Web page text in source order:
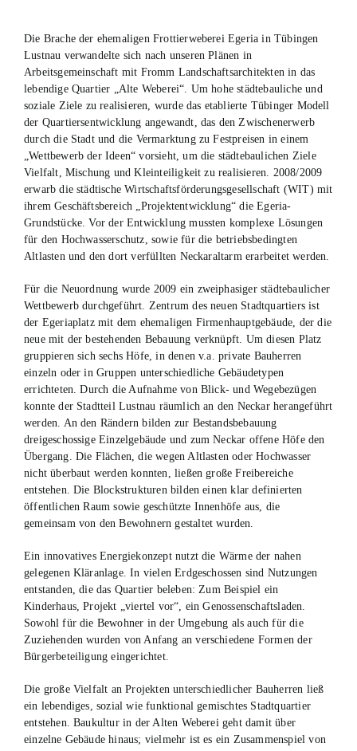
Die Brache der ehemaligen Frottierweberei Egeria in Tübingen
Lustnau verwandelte sich nach unseren Plänen in
Arbeitsgemeinschaft mit Fromm Landschaftsarchitekten in das
lebendige Quartier „Alte Weberei“. Um hohe städtebauliche und
soziale Ziele zu realisieren, wurde das etablierte Tübinger Modell
der Quartiersentwicklung angewandt, das den Zwischenerwerb
durch die Stadt und die Vermarktung zu Festpreisen in einem
„Wettbewerb der Ideen“ vorsieht, um die städtebaulichen Ziele
Vielfalt, Mischung und Kleinteiligkeit zu realisieren. 2008/2009
erwarb die städtische Wirtschaftsförderungsgesellschaft (WIT) mit
ihrem Geschäftsbereich „Projektentwicklung“ die Egeria-
Grundstücke. Vor der Entwicklung mussten komplexe Lösungen
für den Hochwasserschutz, sowie für die betriebsbedingten
Altlasten und den dort verfüllten Neckaraltarm erarbeitet werden.
Für die Neuordnung wurde 2009 ein zweiphasiger städtebaulicher
Wettbewerb durchgeführt. Zentrum des neuen Stadtquartiers ist
der Egeriaplatz mit dem ehemaligen Firmenhauptgebäude, der die
neue mit der bestehenden Bebauung verknüpft. Um diesen Platz
gruppieren sich sechs Höfe, in denen v.a. private Bauherren
einzeln oder in Gruppen unterschiedliche Gebäudetypen
errichteten. Durch die Aufnahme von Blick- und Wegebezügen
konnte der Stadtteil Lustnau räumlich an den Neckar herangeführt
werden. An den Rändern bilden zur Bestandsbebauung
dreigeschossige Einzelgebäude und zum Neckar offene Höfe den
Übergang. Die Flächen, die wegen Altlasten oder Hochwasser
nicht überbaut werden konnten, ließen große Freibereiche
entstehen. Die Blockstrukturen bilden einen klar definierten
öffentlichen Raum sowie geschützte Innenhöfe aus, die
gemeinsam von den Bewohnern gestaltet wurden.
Ein innovatives Energiekonzept nutzt die Wärme der nahen
gelegenen Kläranlage. In vielen Erdgeschossen sind Nutzungen
entstanden, die das Quartier beleben: Zum Beispiel ein
Kinderhaus, Projekt „viertel vor“, ein Genossenschaftsladen.
Sowohl für die Bewohner in der Umgebung als auch für die
Zuziehenden wurden von Anfang an verschiedene Formen der
Bürgerbeteiligung eingerichtet.
Die große Vielfalt an Projekten unterschiedlicher Bauherren ließ
ein lebendiges, sozial wie funktional gemischtes Stadtquartier
entstehen. Baukultur in der Alten Weberei geht damit über
einzelne Gebäude hinaus; vielmehr ist es ein Zusammenspiel von